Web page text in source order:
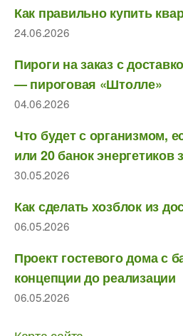
Как правильно купить
24.06.2026
Пироги на заказ с
— пироговая «Штолле»
04.06.2026
Что будет с организмом,
или 20 банок энергетиков
30.05.2026
Как сделать хозблок из
06.05.2026
Проект гостевого дома с
концепции до реализации
06.05.2026